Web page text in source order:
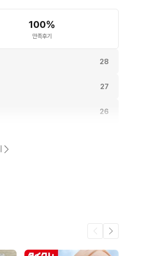
100%
만족후기
28
27
26